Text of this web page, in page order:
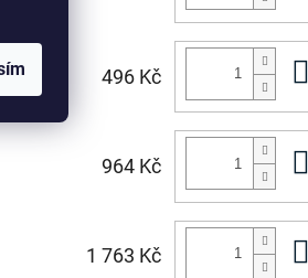
496 Kč
964 Kč
1 763 Kč